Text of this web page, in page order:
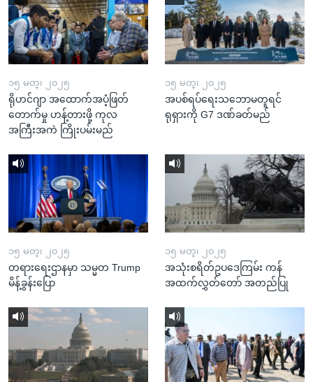
နေရာ
သို့
ကျော်
ရန်
၁၅ မတ္၊ ၂၀၂၅
ရိုဟင်ဂျာ အထောက်အပံ့ဖြတ်
တောက်မှု ဟန့်တားဖို့ ကုလ
အကြီးအကဲ ကြိုးပမ်းမည်
၁၅ မတ္၊ ၂၀၂၅
အပစ်ရပ်ရေးသဘောမတူရင်
ရုရှားကို G7 ဒဏ်ခတ်မည်
၁၅ မတ္၊ ၂၀၂၅
တရားရေးဌာနမှာ သမ္မတ Trump
မိန့်ခွန်းပြော
၁၅ မတ္၊ ၂၀၂၅
အသုံးစရိတ်ဥပဒေကြမ်း ကန်
အထက်လွှတ်တော် အတည်ပြု